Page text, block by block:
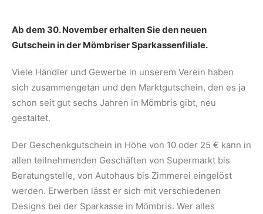
Ab dem 30. November erhalten Sie den neuen
Gutschein in der Mömbriser Sparkassenfiliale.
Viele Händler und Gewerbe in unserem Verein haben
sich zusammengetan und den Marktgutschein, den es ja
schon seit gut sechs Jahren in Mömbris gibt, neu
gestaltet.
Der Geschenkgutschein in Höhe von 10 oder 25 € kann in
allen teilnehmenden Geschäften von Supermarkt bis
Beratungstelle, von Autohaus bis Zimmerei eingelöst
werden. Erwerben lässt er sich mit verschiedenen
Designs bei der Sparkasse in Mömbris. Wer alles